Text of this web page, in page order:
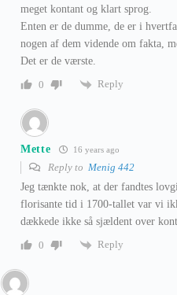
meget kontant og klart sprog.
Enten er de dumme, de er i
nogen af dem vidende om fakta,
Det er de værste.
0
Reply
Mette 16 years ago
Reply to Menig 442
Jeg tænkte nok, at der fandtes
florisante tid i 1700-tallet var vi
dækkede ikke så sjældent over
0
Reply